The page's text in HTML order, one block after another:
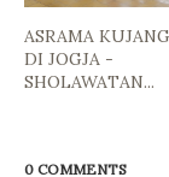
ASRAMA KUJANG
DI JOGJA -
SHOLAWATAN...
0 COMMENTS